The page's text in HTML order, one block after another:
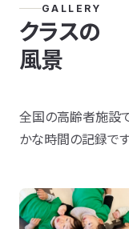
GALLERY
クラスの
風景
全国の高齢者施設
かな時間の記録です